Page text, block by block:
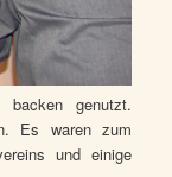
genutzt.
Es waren zum
und einige